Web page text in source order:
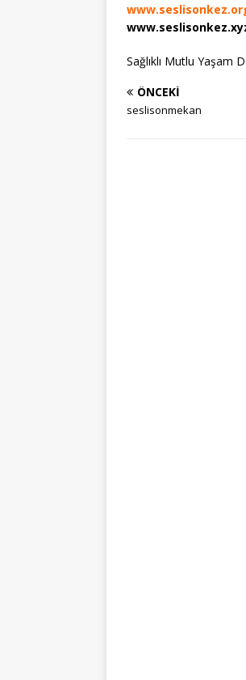
Sağlıklı Mutlu Yaşam
ÖNCEKI
seslisonmekan